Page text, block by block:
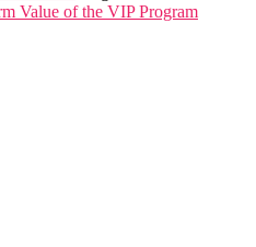
Value of the VIP Program